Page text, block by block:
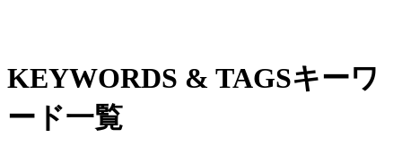
KEYWORDS & TAGSキーワ
ード一覧